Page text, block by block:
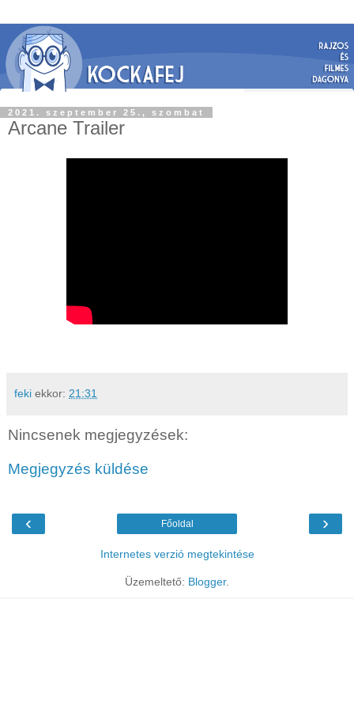
2021. szeptember 25., szombat
Arcane Trailer
feki ekkor: 21:31
Nincsenek megjegyzések:
Megjegyzés küldése
‹ ›
Főoldal
Internetes verzió megtekintése
Üzemeltető: Blogger.